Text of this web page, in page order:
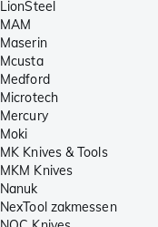
LionSteel
MAM
Maserin
Mcusta
Medford
Microtech
Mercury
Moki
MK Knives & Tools
MKM Knives
Nanuk
NexTool zakmessen